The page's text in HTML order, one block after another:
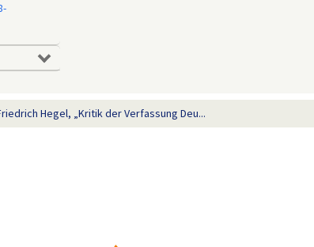
Hegel, „Kritik der Verfassung Deu...